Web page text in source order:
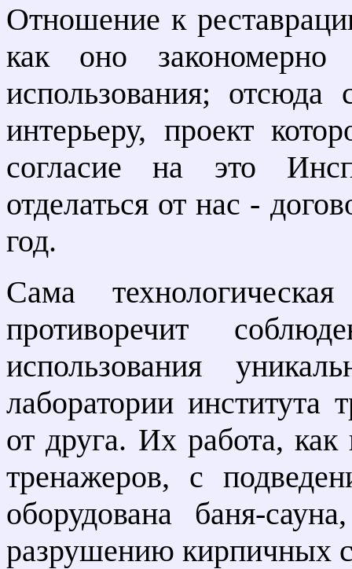
Отношение к
как оно закономерно
использования; отсюда
интерьеру, проект
согласие на это
отделаться от нас -
год.
Сама
противоречит
использования
лаборатории института
от друга. Их работа, как
тренажеров, с
оборудована баня-
разрушению кирпичных